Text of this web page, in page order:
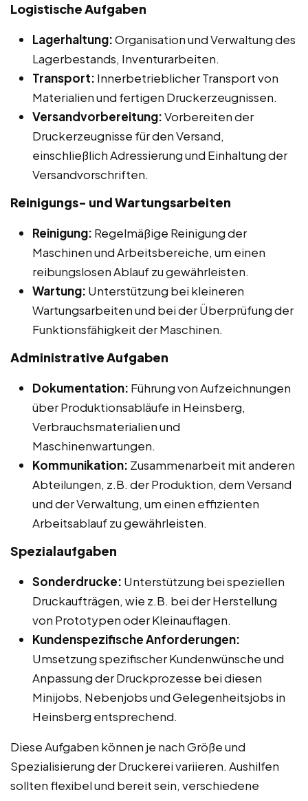
Logistische Aufgaben
Lagerhaltung:Organisation und Verwaltung des
Lagerbestands, Inventurarbeiten.
Transport: Innerbetrieblicher Transport von
Materialien und fertigen Druckerzeugnissen.
Versandvorbereitung:Vorbereiten der
Druckerzeugnisse für den Versand,
einschließlich Adressierung und Einhaltung der
Versandvorschriften.
Reinigungs- und Wartungsarbeiten
Reinigung: Regelmäßige Reinigung der
Maschinen und Arbeitsbereiche, um einen
reibungslosen Ablauf zu gewährleisten.
Wartung: Unterstützung bei kleineren
Wartungsarbeiten und bei der Überprüfung der
Funktionsfähigkeit der Maschinen.
Administrative Aufgaben
Dokumentation: Führung von Aufzeichnungen
über Produktionsabläufe in Heinsberg,
Verbrauchsmaterialien und
Maschinenwartungen.
Kommunikation: Zusammenarbeit mit anderen
Abteilungen, z.B. der Produktion, dem Versand
und der Verwaltung, um einen effizienten
Arbeitsablauf zu gewährleisten.
Spezialaufgaben
Sonderdrucke: Unterstützung bei speziellen
Druckaufträgen, wie z.B. bei der Herstellung
von Prototypen oder Kleinauflagen.
Kundenspezifische Anforderungen:
Umsetzung spezifischer Kundenwünsche und
Anpassung der Druckprozesse bei diesen
Minijobs, Nebenjobs und Gelegenheitsjobs in
Heinsberg entsprechend.
Diese Aufgaben können je nach Größe und
Spezialisierung der Druckerei variieren. Aushilfen
sollten flexibel und bereit sein, verschiedene